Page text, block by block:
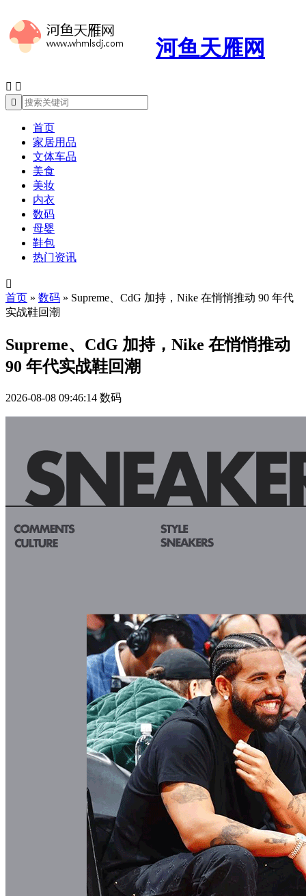
河鱼天雁网
 

首页
家居用品
文体车品
美食
美妆
内衣
数码
母婴
鞋包
热门资讯

首页 » 数码 » Supreme、CdG 加持，Nike 在悄悄推动 90 年代
实战鞋回潮
Supreme、CdG 加持，Nike 在悄悄推动
90 年代实战鞋回潮
2026-08-08 09:46:14 数码